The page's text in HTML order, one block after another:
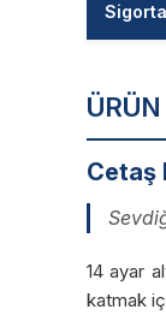
Cetaş
14 ayar
katmak
Sigorta